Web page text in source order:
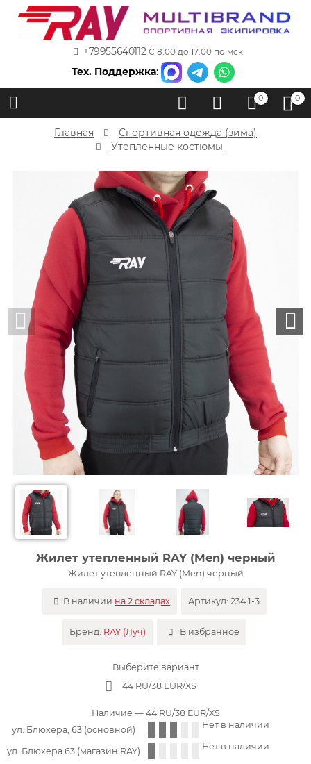
+79955640112 С 8:00 до 17:00 по мск
Тех. Поддержка:
0 0
Главная
Спортивная одежда (зима)
Утепленные костюмы
Жилет утепленный RAY (Men) черный
Жилет утепленный RAY (Men) черный
В наличии на 2 складах Артикул:234.1-3
Бренд: RAY (Луч) В избранное
Выберите вариант
44 RU/38 EUR/XS
Наличие — 44 RU/38 EUR/XS
ул. Блюхера, 63 (основной)
Нет в наличии
ул. Блюхера 63 (магазин RAY) Нет в наличии